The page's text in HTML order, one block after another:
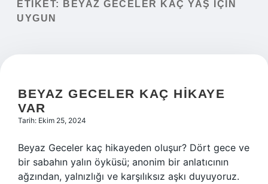
Yasal Uyarı
ETIKET:
BEYAZ GECELER KAÇ YAŞ IÇIN
UYGUN
BEYAZ GECELER KAÇ HIKAYE
VAR
Tarih: Ekim 25, 2024
Beyaz Geceler kaç hikayeden oluşur? Dört gece ve
bir sabahın yalın öyküsü; anonim bir anlatıcının
ağzından, yalnızlığı ve karşılıksız aşkı duyuyoruz.